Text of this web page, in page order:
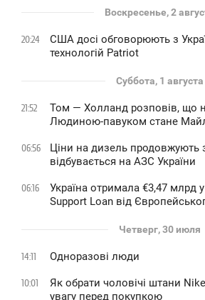
Воскресенье, 2
20:24
США досі обговорюють з
технологій Patriot
Суббота, 1 августа
21:52
Том — Холланд розповів, що
Людиною-павуком стане
06:56
Ціни на дизель продовжують
відбувається на АЗС України
06:16
Україна отримала €3,47 млрд
Support Loan від
Четверг, 30 июля
14:11 Одноразові люди
10:01
Як обрати чоловічі штани
увагу перед покупкою